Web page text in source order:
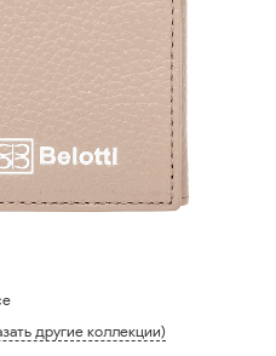
другие коллекции)